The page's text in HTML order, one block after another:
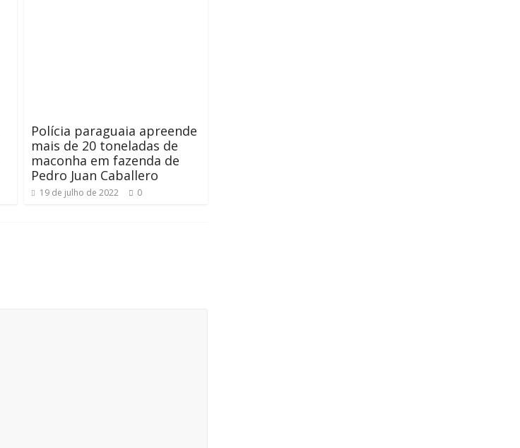
Polícia paraguaia apreende
mais de 20 toneladas de
maconha em fazenda de
Pedro Juan Caballero
19 de julho de 2022 0